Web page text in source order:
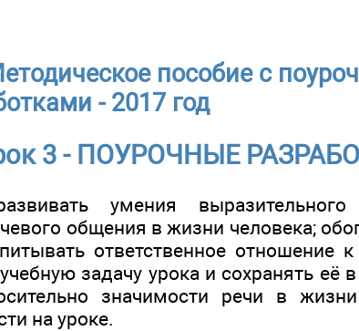
пособие с
- 2017 год
3 - ПОУРОЧНЫЕ
умения выразительного
общения в жизни человека;
ответственное отношение
задачу урока и сохранять её
значимости речи в
на уроке.